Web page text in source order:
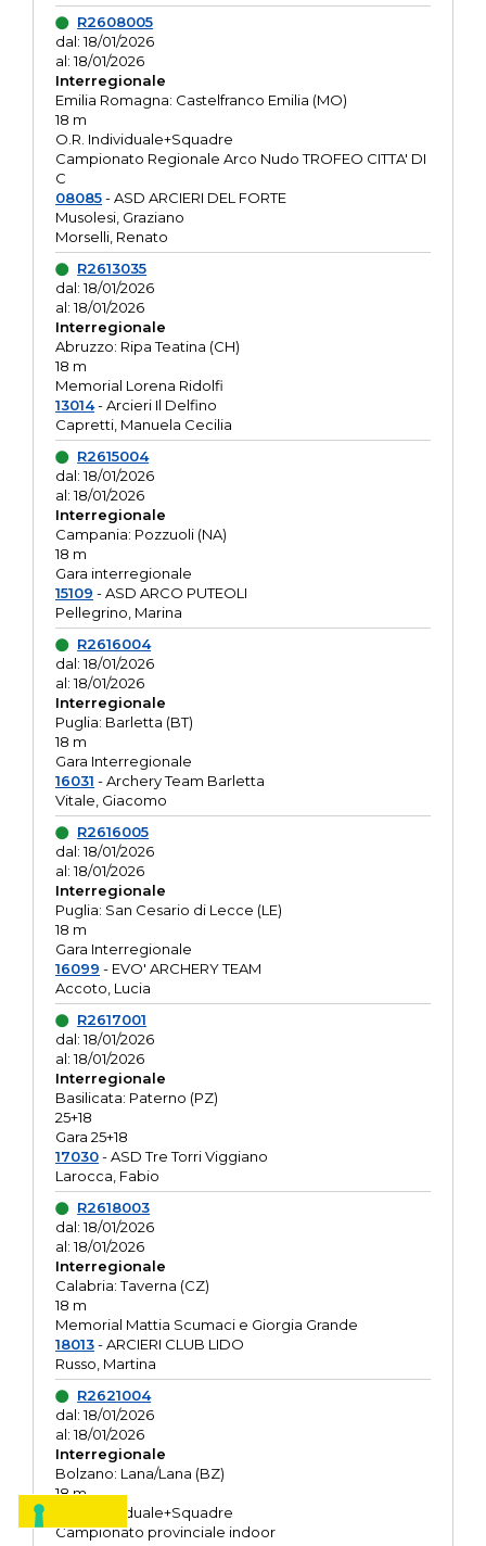
R2608005
dal: 18/01/2026
al: 18/01/2026
Interregionale
Emilia Romagna: Castelfranco Emilia (MO)
18 m
O.R. Individuale+Squadre
Campionato Regionale Arco Nudo TROFEO CITTA' DI
C
08085- ASD ARCIERI DEL FORTE
Musolesi, Graziano
Morselli, Renato
R2613035
dal: 18/01/2026
al: 18/01/2026
Interregionale
Abruzzo: Ripa Teatina (CH)
18 m
Memorial Lorena Ridolfi
13014- Arcieri Il Delfino
Capretti, Manuela Cecilia
R2615004
dal: 18/01/2026
al: 18/01/2026
Interregionale
Campania: Pozzuoli (NA)
18 m
Gara interregionale
15109 - ASD ARCO PUTEOLI
Pellegrino, Marina
R2616004
dal: 18/01/2026
al: 18/01/2026
Interregionale
Puglia: Barletta (BT)
18 m
Gara Interregionale
16031 - Archery Team Barletta
Vitale, Giacomo
R2616005
dal: 18/01/2026
al: 18/01/2026
Interregionale
Puglia: San Cesario di Lecce (LE)
18 m
Gara Interregionale
16099 - EVO' ARCHERY TEAM
Accoto, Lucia
R2617001
dal: 18/01/2026
al: 18/01/2026
Interregionale
Basilicata: Paterno (PZ)
25+18
Gara 25+18
17030- ASD Tre Torri Viggiano
Larocca, Fabio
R2618003
dal: 18/01/2026
al: 18/01/2026
Interregionale
Calabria: Taverna (CZ)
18 m
Memorial Mattia Scumaci e Giorgia Grande
18013- ARCIERI CLUB LIDO
Russo, Martina
R2621004
dal: 18/01/2026
al: 18/01/2026
Interregionale
Bolzano: Lana/Lana (BZ)
18 m
O.R. Individuale+Squadre
Campionato provinciale indoor